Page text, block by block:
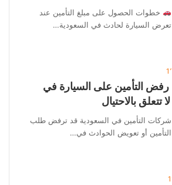
خطوات الحصول على مبلغ التأمين عند
تعرض السيارة لحادث في السعودية…
رفض التأمين على السيارة في
تتعلق بالاحتيال
شركات التأمين في السعودية قد ترفض طلب
التأمين أو تعويض الحوادث في…